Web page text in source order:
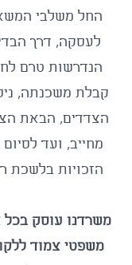
החל משלבי
לעסקה, דרך
הנדרשות טרם
קבלת משכנתה,
הצדדים, הבאת
מחייב, ועד
הזכויות בלשכת
משרדנו עוסק בכל
משפטי צמוד